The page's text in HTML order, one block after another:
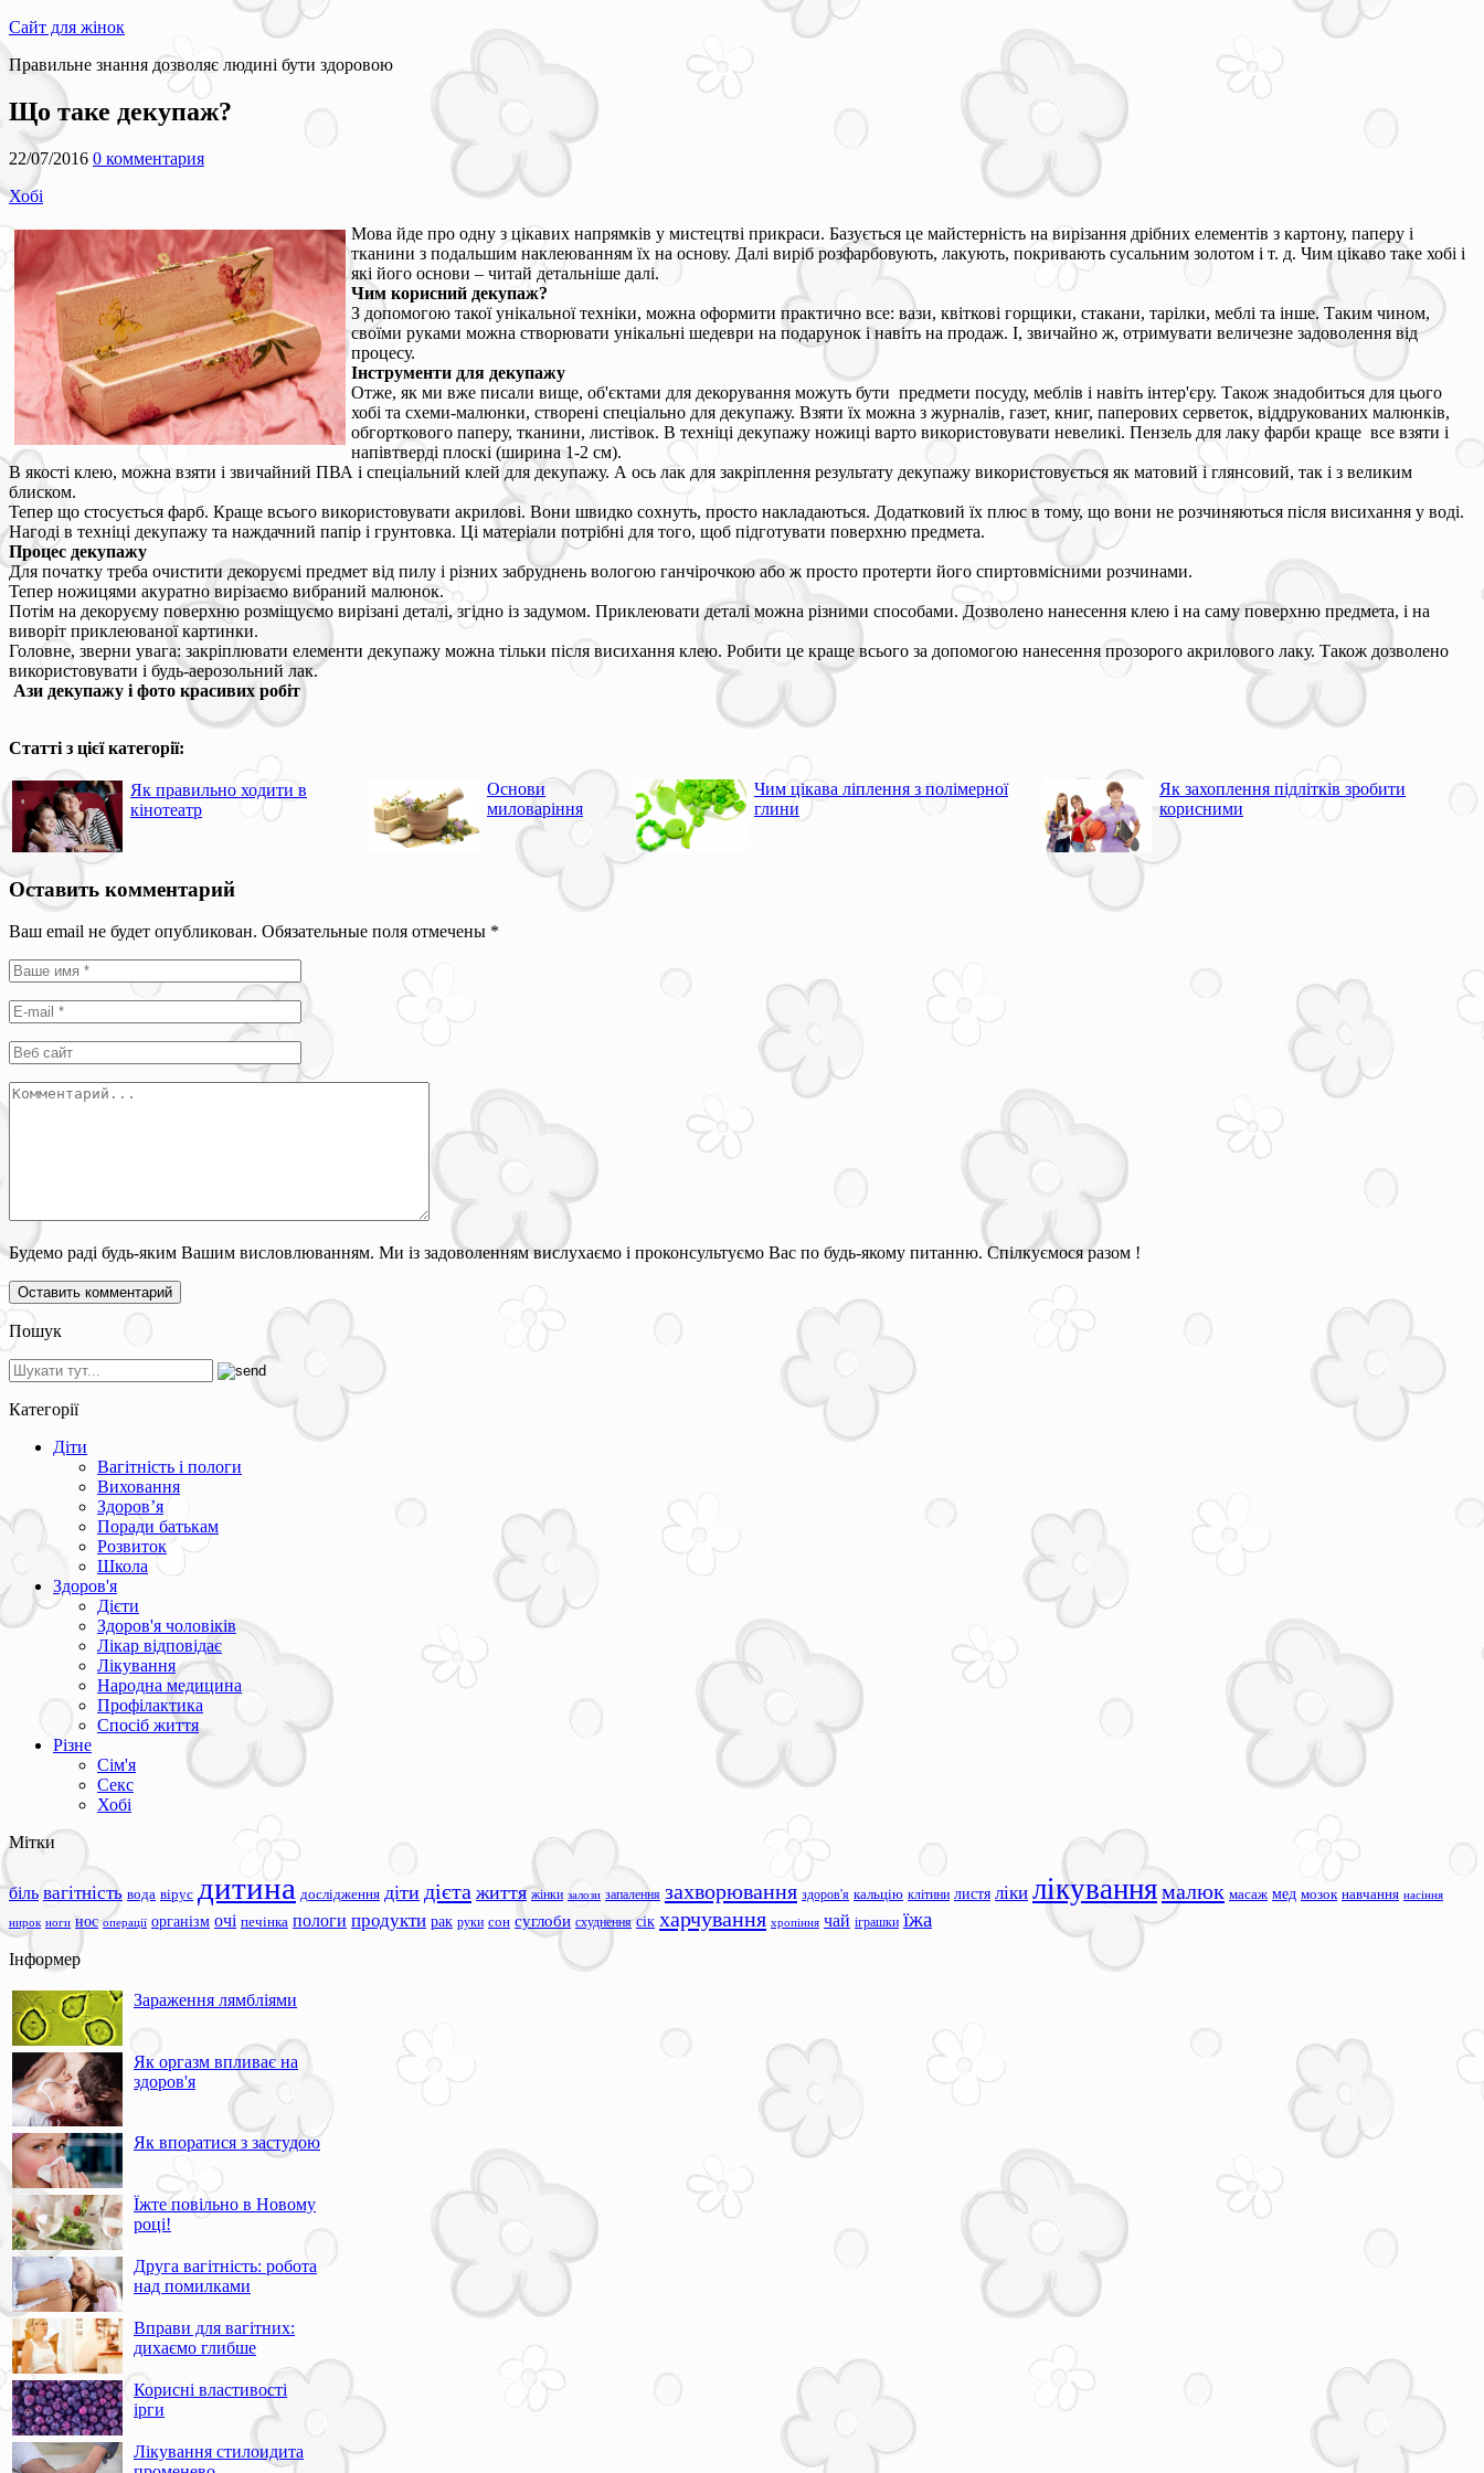
Сайт для жінок
Правильне знання дозволяє людині бути здоровою
Що таке декупаж?
22/07/2016 0 комментария
Хобі
Мова йде про одну з цікавих напрямків у мистецтві прикраси. Базується це майстерність на вирізання дрібних елементів з картону, паперу і
тканини з подальшим наклеюванням їх на основу. Далі виріб розфарбовують, лакують, покривають сусальним золотом і т. д. Чим цікаво таке хобі і
які його основи – читай детальніше далі.
Чим корисний декупаж?
З допомогою такої унікальної техніки, можна оформити практично все: вази, квіткові горщики, стакани, тарілки, меблі та інше. Таким чином,
своїми руками можна створювати унікальні шедеври на подарунок і навіть на продаж. І, звичайно ж, отримувати величезне задоволення від
процесу.
Інструменти для декупажу
Отже, як ми вже писали вище, об'єктами для декорування можуть бути предмети посуду, меблів і навіть інтер'єру. Також знадобиться для цього
хобі та схеми-малюнки, створені спеціально для декупажу. Взяти їх можна з журналів, газет, книг, паперових серветок, віддрукованих малюнків,
обгорткового паперу, тканини, листівок. В техніці декупажу ножиці варто використовувати невеликі. Пензель для лаку фарби краще все взяти і
напівтверді плоскі (ширина 1-2 см).
В якості клею, можна взяти і звичайний ПВА і спеціальний клей для декупажу. А ось лак для закріплення результату декупажу використовується як матовий і глянсовий, так і з великим
блиском.
Тепер що стосується фарб. Краще всього використовувати акрилові. Вони швидко сохнуть, просто накладаються. Додатковий їх плюс в тому, що вони не розчиняються після висихання у воді.
Нагоді в техніці декупажу та наждачний папір і грунтовка. Ці матеріали потрібні для того, щоб підготувати поверхню предмета.
Процес декупажу
Для початку треба очистити декоруємі предмет від пилу і різних забруднень вологою ганчірочкою або ж просто протерти його спиртовмісними розчинами.
Тепер ножицями акуратно вирізаємо вибраний малюнок.
Потім на декоруєму поверхню розміщуємо вирізані деталі, згідно із задумом. Приклеювати деталі можна різними способами. Дозволено нанесення клею і на саму поверхню предмета, і на
виворіт приклеюваної картинки.
Головне, зверни увага: закріплювати елементи декупажу можна тільки після висихання клею. Робити це краще всього за допомогою нанесення прозорого акрилового лаку. Також дозволено
використовувати і будь-аерозольний лак.
Ази декупажу і фото красивих робіт
Статті з цієї категорії:
Як правильно ходити в
кінотеатр
Основи
миловаріння
Чим цікава ліплення з полімерної
глини
Як захоплення підлітків зробити
корисними
Оставить комментарий
Ваш email не будет опубликован. Обязательные поля отмечены *
Будемо раді будь-яким Вашим висловлюванням. Ми із задоволенням вислухаємо і проконсультуємо Вас по будь-якому питанню. Спілкуємося разом !
Пошук
Категорії
Діти
Вагітність і пологи
Виховання
Здоров’я
Поради батькам
Розвиток
Школа
Здоров'я
Дієти
Здоров'я чоловіків
Лікар відповідає
Лікування
Народна медицина
Профілактика
Спосіб життя
Різне
Сім'я
Секс
Хобі
Мітки
біль вагітність вода вірус дитина дослідження діти дієта життя жінки залози запалення захворювання здоров'я кальцію клітини листя ліки лікуваннямалюк масаж мед мозок навчання насіння
нирок ноги нос операції організм очі печінка пологи продукти рак руки сон суглоби схуднення сік харчування хропіння чай іграшки їжа
Інформер
Зараження лямбліями
Як оргазм впливає на
здоров'я
Як впоратися з застудою
Їжте повільно в Новому
році!
Друга вагітність: робота
над помилками
Вправи для вагітних:
дихаємо глибше
Корисні властивості
ірги
Лікування стилоидита